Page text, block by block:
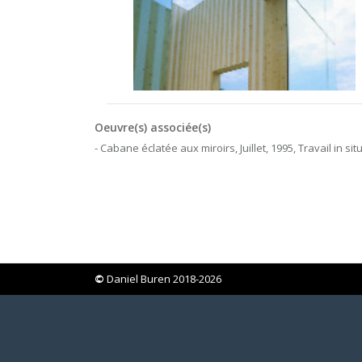
Oeuvre(s) associée(s)
- Cabane éclatée aux miroirs, Juillet, 1995, Travail in situ
© Daniel Buren 2018-2026